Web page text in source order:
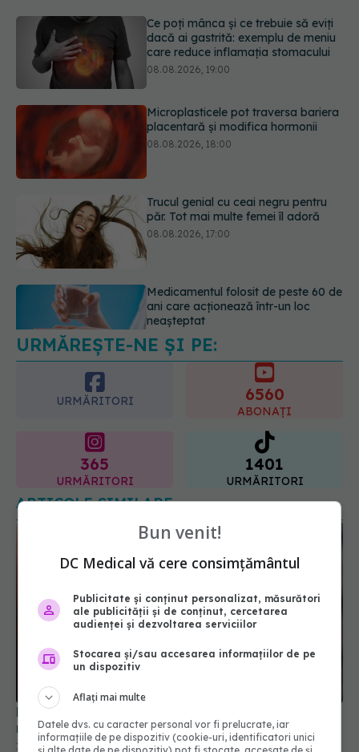
Microplasticele pot traversa bariera
placentară și modifica hormonii
08.08.2026, 18:00
Trucul genial cu ceai negru pentru
păr. Tot mai multe femei îl adoră
08.08.2026, 17:00
Medicamentul folosit de peste 60 de
ani care acționează într-un loc
neașteptat
Transpirații nocturne: semnul ignorat
care poate ascunde probleme
serioase de sănătate
08.08.2026, 20:00
URMĂREȘTE-NE ȘI PE:
URMĂRITORI
365 1401
URMĂRITORI
ARTICOLE SIMILARE
Ministerul Sănătății schimbă complet examenul de
medic specialist
15 iul 2026, 15:57
Bun venit!
DC Medical vă cere consimțământul
Publicitate și conținut personalizat, măsurători
ale publicității și de conținut, cercetarea
audienței și dezvoltarea serviciilor
Stocarea și/sau accesarea informațiilor de pe
un dispozitiv
Aflați mai multe
Datele dvs. cu caracter personal vor fi prelucrate, iar
informațiile de pe dispozitiv (cookie-uri, identificatori unici